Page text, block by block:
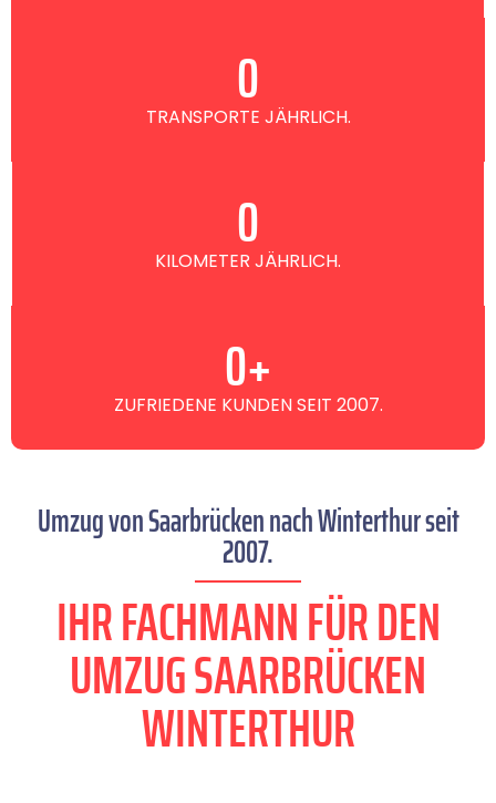
TRANSPORTE JÄHRLICH.
0
KILOMETER JÄHRLICH.
0
ZUFRIEDENE KUNDEN SEIT 2007.
0+
Umzug von Saarbrücken nach Winterthur seit
2007.
IHR FACHMANN FÜR DEN
UMZUG SAARBRÜCKEN
WINTERTHUR